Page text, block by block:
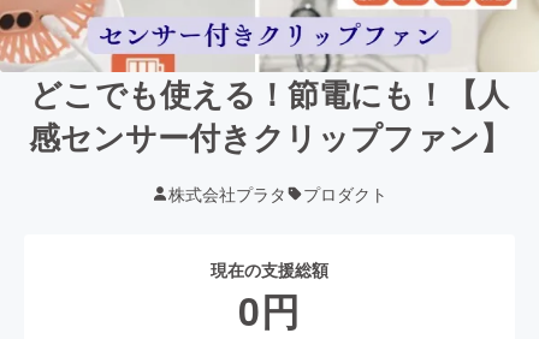
どこでも使える！節電にも！【人
感センサー付きクリップファン】
株式会社プラタ プロダクト
現在の支援総額
0円